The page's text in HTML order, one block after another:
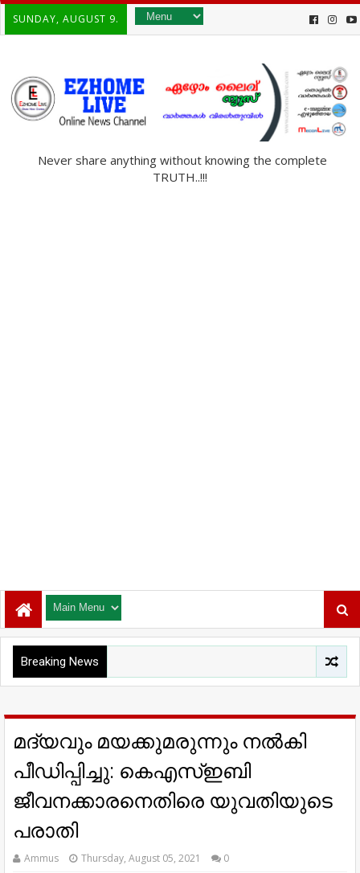
SUNDAY, AUGUST 9.
Never share anything without knowing the complete
TRUTH..!!!
Breaking News
മദ്യവും മയക്കുമരുന്നും നല്‍കി
പീഡിപ്പിച്ചു: കെഎസ്ഇബി
ജീവനക്കാരനെതിരെ യുവതിയുടെ
പരാതി
Ammus Thursday, August 05, 2021 0